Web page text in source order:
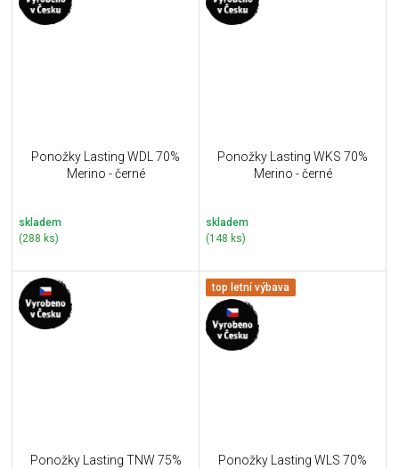
Ponožky Lasting WDL 70%
Merino - černé
skladem
(288 ks)
Ponožky Lasting WKS 70%
Merino - černé
skladem
(148 ks)
Ponožky Lasting TNW 75%
top letní výbava
Ponožky Lasting WLS 70%